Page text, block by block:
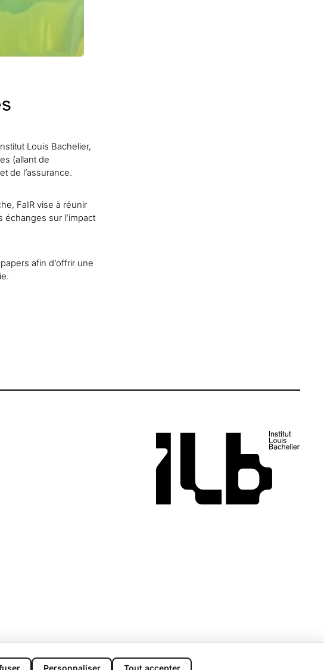
Louis Bachelier,
(allant de
de l’assurance.
FaIR vise à réunir
sur l’impact
afin d’offrir une
Personnaliser Tout accepter